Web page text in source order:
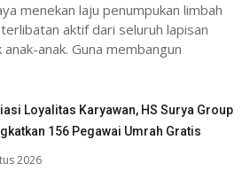
menekan laju penumpukan limbah
aktif dari seluruh lapisan
anak. Guna membangun
Loyalitas Karyawan, HS Surya Group
156 Pegawai Umrah Gratis
2026